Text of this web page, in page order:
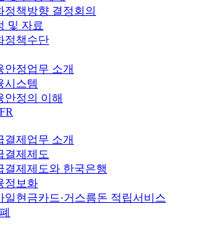
정책방향 결정회의
및 자료
정책수단
안정업무 소개
시스템
안정의 이해
결제업무 소개
결제제도
결제제도와 한국은행
정보화
일현금카드·거스름돈 적립서비스